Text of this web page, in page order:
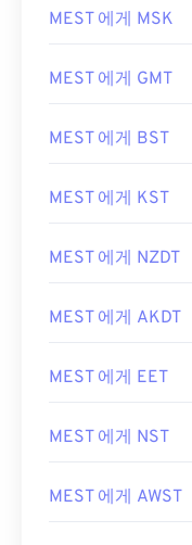
MEST 에게 MSK
MEST 에게 GMT
MEST 에게 BST
MEST 에게 KST
MEST 에게 NZDT
MEST 에게 AKDT
MEST 에게 EET
MEST 에게 NST
MEST 에게 AWST